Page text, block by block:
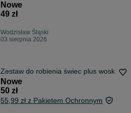
Nowe
49 zł
Wodzisław Śląski
03 sierpnia 2026
Zestaw do robienia świec plus wosk
Nowe
50 zł
55,99 zł z Pakietem Ochronnym